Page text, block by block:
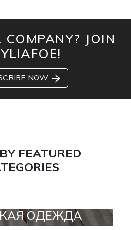
COMPANY? JOIN
NOW
FEATURED
ОДЕЖДА